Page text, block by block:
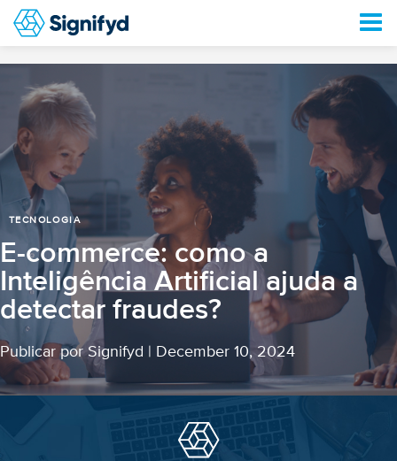
TECNOLOGIA
E-commerce: como a
Inteligência Artificial ajuda a
detectar fraudes?
Publicar por Signifyd December 10, 2024